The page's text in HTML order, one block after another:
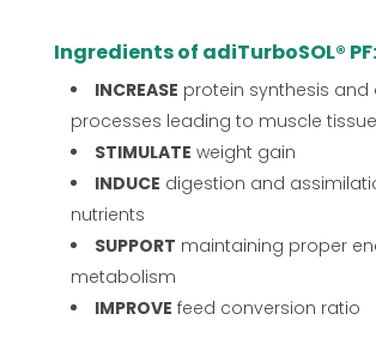
Ingredients of adiTurboSOL® PF:
INCREASE protein synthesis and
processes leading to muscle
STIMULATE weight gain
INDUCE digestion and
nutrients
SUPPORT maintaining proper
metabolism
IMPROVE feed conversion ratio